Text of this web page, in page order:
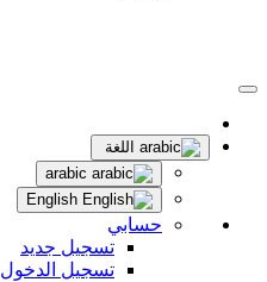
اللغة
حسابي
تسجيل جديد
تسجيل الدخول